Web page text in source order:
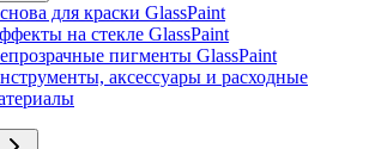
для краски GlassPaint
на стекле GlassPaint
пигменты GlassPaint
аксессуары и расходные